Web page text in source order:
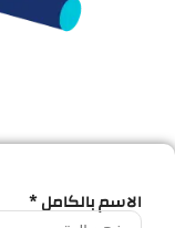
الاسم بالكامل *